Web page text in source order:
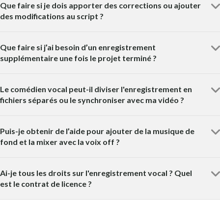
Que faire si je dois apporter des corrections ou ajouter
des modifications au script ?
Que faire si j’ai besoin d’un enregistrement
supplémentaire une fois le projet terminé ?
Le comédien vocal peut-il diviser l'enregistrement en
fichiers séparés ou le synchroniser avec ma vidéo ?
Puis-je obtenir de l’aide pour ajouter de la musique de
fond et la mixer avec la voix off ?
Ai-je tous les droits sur l'enregistrement vocal ? Quel
est le contrat de licence ?